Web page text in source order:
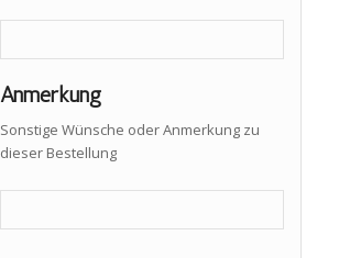
Anmerkung
Sonstige Wünsche oder Anmerkung zu
dieser Bestellung